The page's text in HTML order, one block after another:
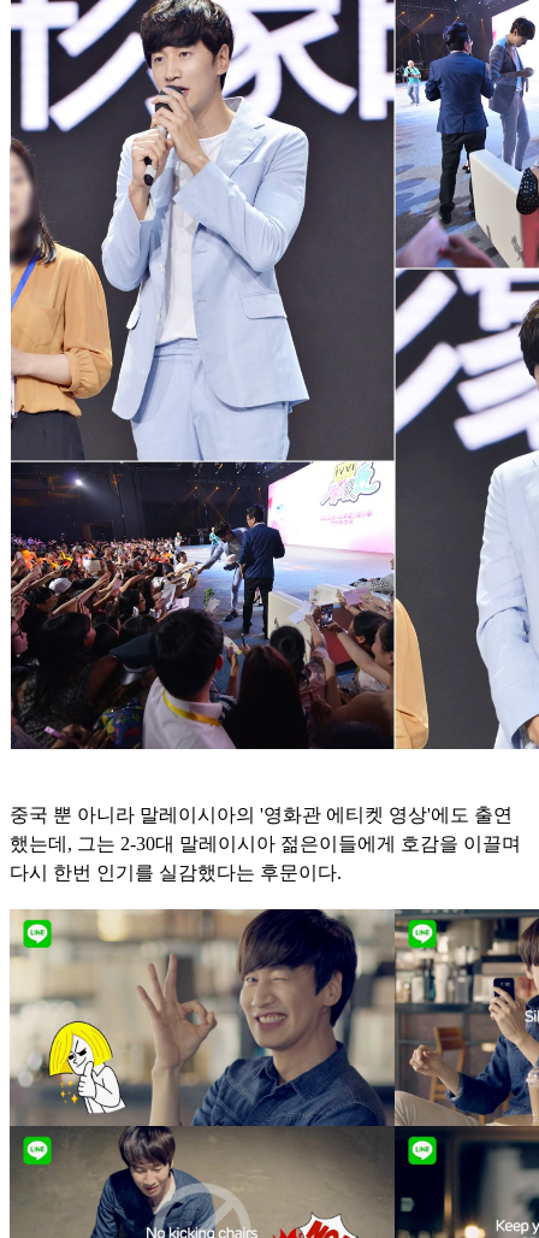
중국 뿐 아니라 말레이시아의 '영화관 에티켓 영상'에도 출연
했는데, 그는 2-30대 말레이시아 젊은이들에게 호감을 이끌며
다시 한번 인기를 실감했다는 후문이다.